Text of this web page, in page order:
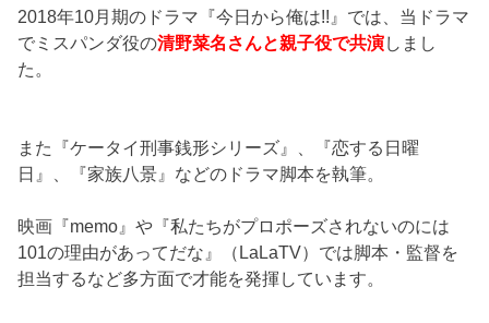
2018年10月期のドラマ『今日から俺は!!』では、当ドラマ
でミスパンダ役の清野菜名さんと親子役で共演しまし
た。
また『ケータイ刑事銭形シリーズ』、『恋する日曜
日』、『家族八景』などのドラマ脚本を執筆。
映画『memo』や『私たちがプロポーズされないのには
101の理由があってだな』（LaLaTV）では脚本・監督を
担当するなど多方面で才能を発揮しています。